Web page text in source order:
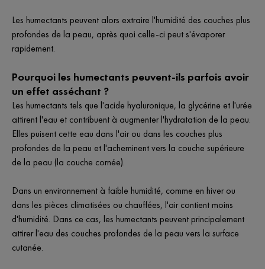
Les humectants peuvent alors extraire l'humidité des couches plus
profondes de la peau, après quoi celle-ci peut s'évaporer
rapidement.
Pourquoi les humectants peuvent-ils parfois avoir
un effet asséchant ?
Les humectants tels que l'acide hyaluronique, la glycérine et l'urée
attirent l'eau et contribuent à augmenter l'hydratation de la peau.
Elles puisent cette eau dans l'air ou dans les couches plus
profondes de la peau et l'acheminent vers la couche supérieure
de la peau (la couche cornée).
Dans un environnement à faible humidité, comme en hiver ou
dans les pièces climatisées ou chauffées, l'air contient moins
d'humidité. Dans ce cas, les humectants peuvent principalement
attirer l'eau des couches profondes de la peau vers la surface
cutanée.